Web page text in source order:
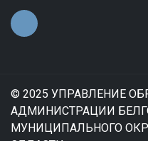
© 2025 УПРАВЛЕНИЕ
АДМИНИСТРАЦИИ
МУНИЦИПАЛЬНОГО